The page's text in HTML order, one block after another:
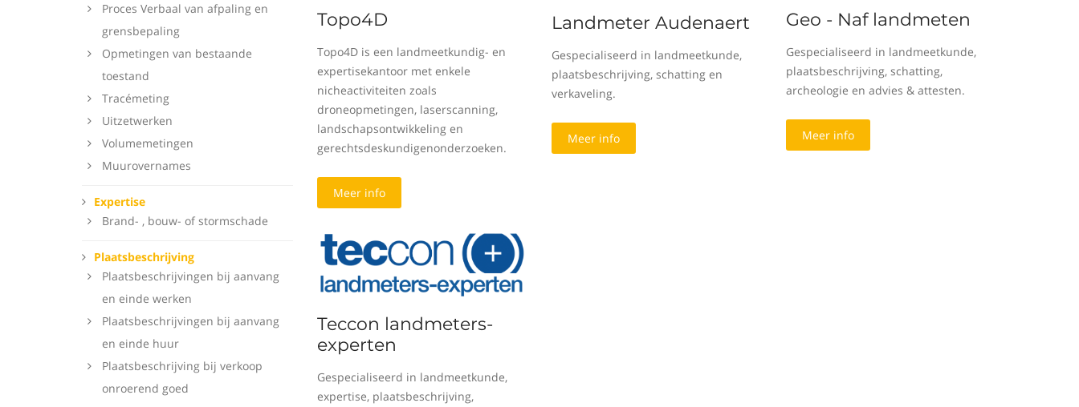
Proces Verbaal van afpaling en
grensbepaling
Opmetingen van bestaande
toestand
Tracémeting
Uitzetwerken
Volumemetingen
Muurovernames
Expertise
Brand- , bouw- of stormschade
Plaatsbeschrijving
Plaatsbeschrijvingen bij aanvang
en einde werken
Plaatsbeschrijvingen bij aanvang
en einde huur
Plaatsbeschrijving bij verkoop
onroerend goed
Topo4D
Topo4D is een landmeetkundig- en
expertisekantoor met enkele
nicheactiviteiten zoals
droneopmetingen, laserscanning,
landschapsontwikkeling en
gerechtsdeskundigenonderzoeken.
Meer info
Landmeter Audenaert
Gespecialiseerd in landmeetkunde,
plaatsbeschrijving, schatting en
verkaveling.
Meer info
Geo - Naf landmeten
Gespecialiseerd in landmeetkunde,
plaatsbeschrijving, schatting,
archeologie en advies & attesten.
Meer info
Teccon landmeters-
experten
Gespecialiseerd in landmeetkunde,
expertise, plaatsbeschrijving,